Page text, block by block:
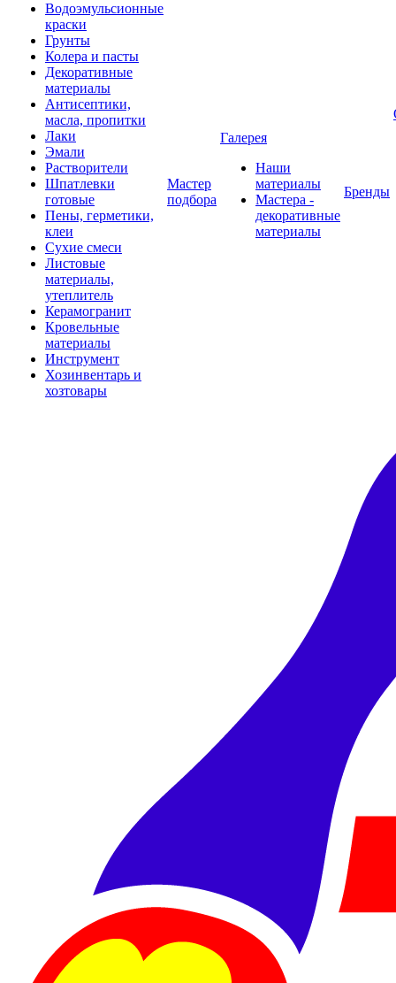
Водоэмульсионные
краски
Грунты
Колера и пасты
Декоративные
материалы
Антисептики,
масла, пропитки
Лаки
Эмали
Растворители
Шпатлевки
готовые
Пены, герметики,
клеи
Сухие смеси
Листовые
материалы,
утеплитель
Керамогранит
Кровельные
материалы
Инструмент
Хозинвентарь и
хозтовары
Мастер
подбора
Галерея
Наши
материалы
Мастера -
декоративные
материалы
Бренды